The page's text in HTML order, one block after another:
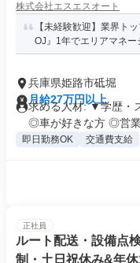
株式会社エスエスオート
【未経験歓迎】業界ト
OJ』1年でエリアマネー
兵庫県姫路市砥堀
月給27万円以上
求める人材: ▼学歴・
◎車が好きな方 ◎営業
即日勤務OK 交通費支給
正社員
ルート配送・設備点
制・土日祝休み&年